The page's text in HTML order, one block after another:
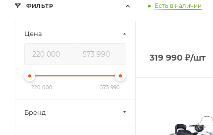
Есть в наличии
319 990 ₽/шт
ФИЛЬТР
Цена
220 000 573 990
Бренд